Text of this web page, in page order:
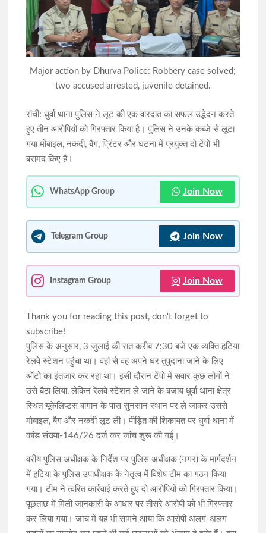
शादी का झांसा देकर दुष्कर्म करने का आरोपी मुंबई से गिरफ्तार, न्यायिक
हिरासत में भेजा गया
6.89 लाख मामले
Major action by Dhurva Police: Robbery case solved;
two accused arrested, juvenile detained.
रांची: धुर्वा थाना पुलिस ने लूट की एक वारदात का सफल उद्भेदन करते
हुए तीन आरोपियों को गिरफ्तार किया है। पुलिस ने उनके कब्जे से लूटा
गया मोबाइल, नकदी, बैग, प्रिंटर और घटना में प्रयुक्त दो टेंपो भी
बरामद किए हैं।
WhatsApp Group Join Now
Telegram Group Join Now
Instagram Group Join Now
Thank you for reading this post, don't forget to
subscribe!
पुलिस के अनुसार, 3 जुलाई की रात करीब 7:30 बजे एक व्यक्ति हटिया
रेलवे स्टेशन पहुंचा था। वहां से वह अपने घर तुपुदाना जाने के लिए
ऑटो का इंतजार कर रहा था। इसी दौरान टेंपो में सवार कुछ लोगों ने
उसे बैठा लिया, लेकिन रेलवे स्टेशन ले जाने के बजाय धुर्वा थाना क्षेत्र
स्थित यूकेलिप्टस बागान के पास सुनसान स्थान पर ले जाकर उससे
मोबाइल, बैग और नकदी लूट ली। पीड़ित की शिकायत पर धुर्वा थाना में
कांड संख्या-146/26 दर्ज कर जांच शुरू की गई।
वरीय पुलिस अधीक्षक के निर्देश पर पुलिस अधीक्षक (नगर) के मार्गदर्शन
में हटिया के पुलिस उपाधीक्षक के नेतृत्व में विशेष टीम का गठन किया
गया। टीम ने त्वरित कार्रवाई करते हुए दो आरोपियों को गिरफ्तार किया।
पूछताछ में मिली जानकारी के आधार पर तीसरे आरोपी को भी गिरफ्तार
कर लिया गया। जांच में यह भी सामने आया कि आरोपी अलग-अलग